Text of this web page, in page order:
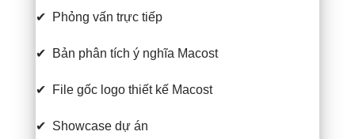
✔ Phỏng vấn trực tiếp
✔ Bản phân tích ý nghĩa Macost
✔ File gốc logo thiết kế Macost
✔ Showcase dự án